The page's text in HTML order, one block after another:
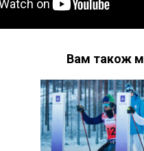
Вам також